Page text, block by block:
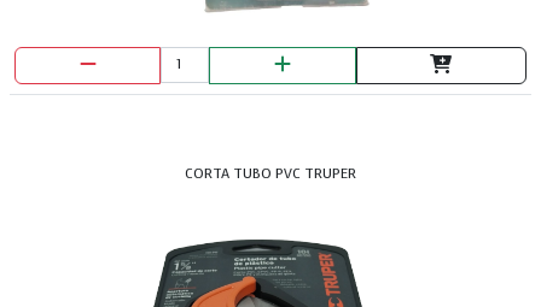
CORTA TUBO PVC TRUPER